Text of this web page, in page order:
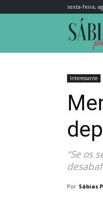
sexta-feira,
Interessante
“Se os
Por Sábias